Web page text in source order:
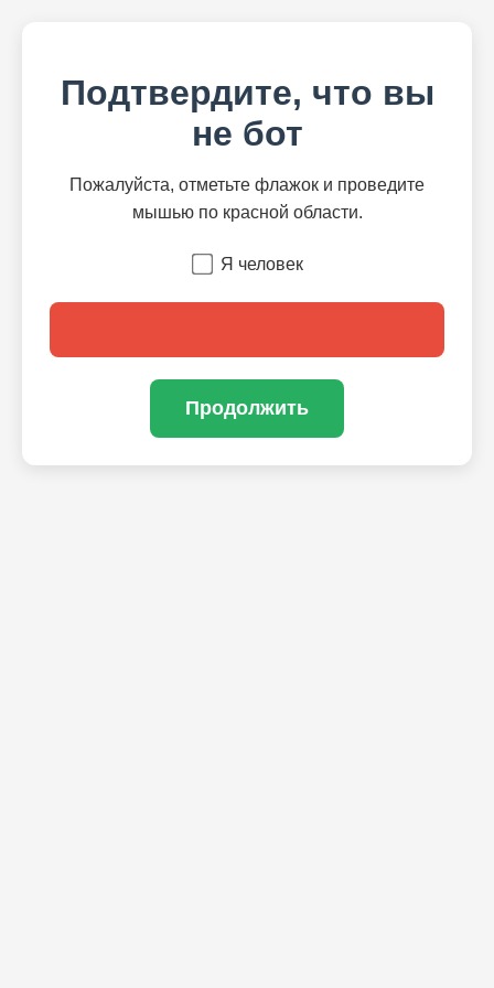
Подтвердите, что вы
не бот
Пожалуйста, отметьте флажок и проведите
мышью по красной области.
Я человек
Продолжить